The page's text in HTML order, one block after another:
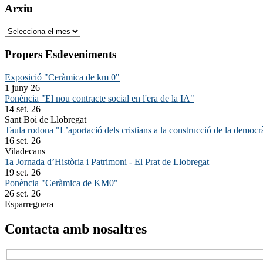
Arxiu
Arxiu
Propers Esdeveniments
Exposició "Ceràmica de km 0"
1 juny 26
Ponència "El nou contracte social en l'era de la IA"
14 set. 26
Sant Boi de Llobregat
Taula rodona "L’aportació dels cristians a la construcció de la
16 set. 26
Viladecans
1a Jornada d’Història i Patrimoni - El Prat de Llobregat
19 set. 26
Ponència "Ceràmica de KM0"
26 set. 26
Esparreguera
Contacta amb nosaltres